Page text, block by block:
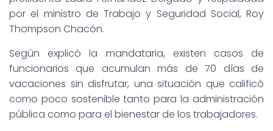
por el ministro de Trabajo y Seguridad Social, Roy
Thompson Chacón.
Según explicó la mandataria, existen casos de
funcionarios que acumulan más de 70 días de
vacaciones sin disfrutar, una situación que calificó
como poco sostenible tanto para la administración
pública como para el bienestar de los trabajadores.